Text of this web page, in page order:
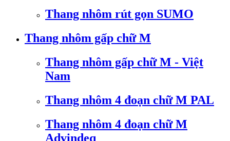
Thang nhôm rút gọn SUMO
Thang nhôm gấp chữ M
Thang nhôm gấp chữ M - Việt
Nam
Thang nhôm 4 đoạn chữ M PAL
Thang nhôm 4 đoạn chữ M
Advindeq